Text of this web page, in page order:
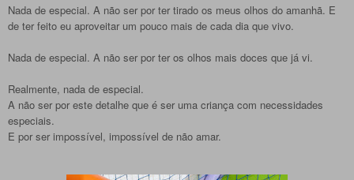
Nada de especial. A não ser por ter tirado os meus olhos do amanhã. E
de ter feito eu aproveitar um pouco mais de cada dia que vivo.
Nada de especial. A não ser por ter os olhos mais doces que já vi.
Realmente, nada de especial.
A não ser por este detalhe que é ser uma criança com necessidades
especiais.
E por ser impossível, impossível de não amar.